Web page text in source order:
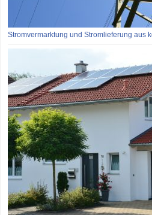
Stromvermarktung und Stromlieferung aus